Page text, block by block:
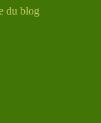
du blog